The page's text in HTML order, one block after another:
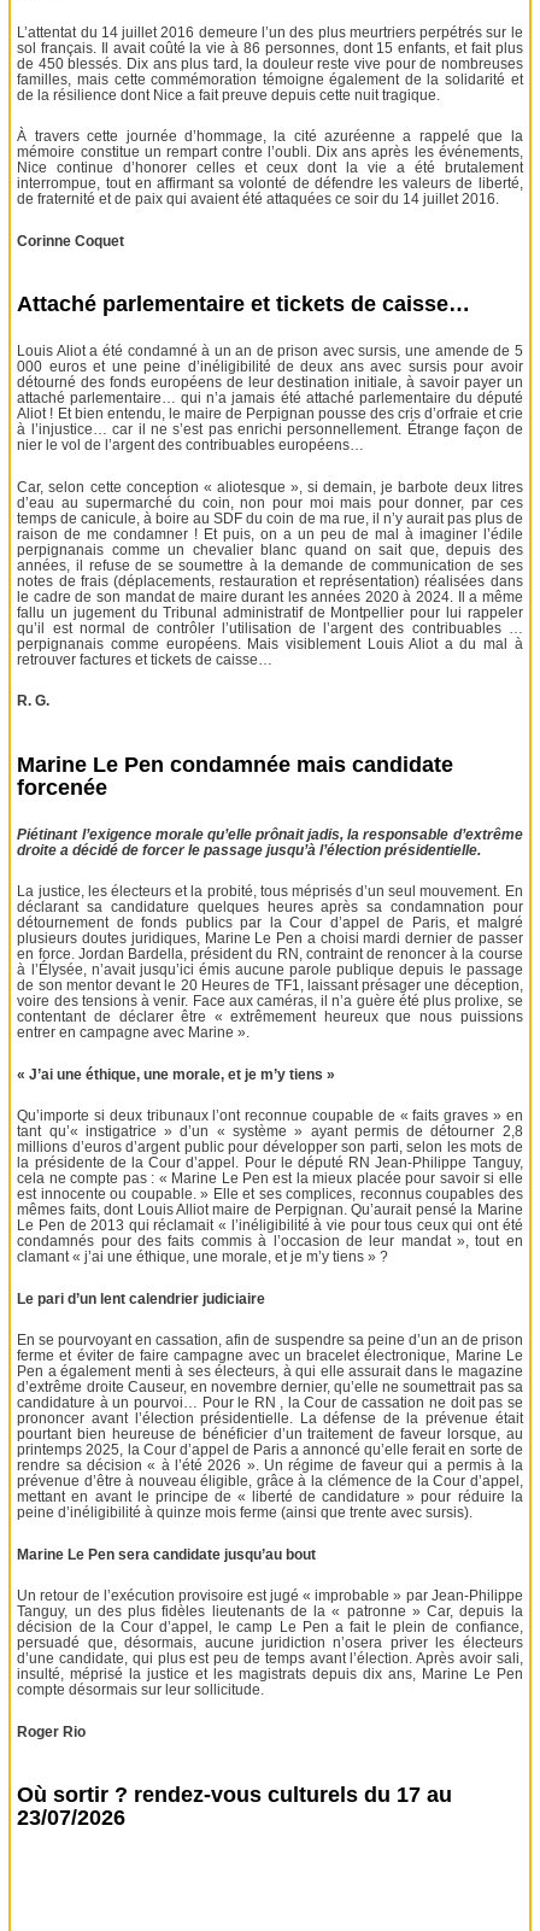
L’attentat du 14 juillet 2016 demeure l’un des plus meurtriers perpétrés sur le
sol français. Il avait coûté la vie à 86 personnes, dont 15 enfants, et fait plus
de 450 blessés. Dix ans plus tard, la douleur reste vive pour de nombreuses
familles, mais cette commémoration témoigne également de la solidarité et
de la résilience dont Nice a fait preuve depuis cette nuit tragique.
À travers cette journée d’hommage, la cité azuréenne a rappelé que la
mémoire constitue un rempart contre l’oubli. Dix ans après les événements,
Nice continue d’honorer celles et ceux dont la vie a été brutalement
interrompue, tout en affirmant sa volonté de défendre les valeurs de liberté,
de fraternité et de paix qui avaient été attaquées ce soir du 14 juillet 2016.
Corinne Coquet
Attaché parlementaire et tickets de caisse…
Louis Aliot a été condamné à un an de prison avec sursis, une amende de 5
000 euros et une peine d’inéligibilité de deux ans avec sursis pour avoir
détourné des fonds européens de leur destination initiale, à savoir payer un
attaché parlementaire… qui n’a jamais été attaché parlementaire du député
Aliot ! Et bien entendu, le maire de Perpignan pousse des cris d’orfraie et crie
à l’injustice… car il ne s’est pas enrichi personnellement. Étrange façon de
nier le vol de l’argent des contribuables européens…
Car, selon cette conception « aliotesque », si demain, je barbote deux litres
d’eau au supermarché du coin, non pour moi mais pour donner, par ces
temps de canicule, à boire au SDF du coin de ma rue, il n’y aurait pas plus de
raison de me condamner ! Et puis, on a un peu de mal à imaginer l’édile
perpignanais comme un chevalier blanc quand on sait que, depuis des
années, il refuse de se soumettre à la demande de communication de ses
notes de frais (déplacements, restauration et représentation) réalisées dans
le cadre de son mandat de maire durant les années 2020 à 2024. Il a même
fallu un jugement du Tribunal administratif de Montpellier pour lui rappeler
qu’il est normal de contrôler l’utilisation de l’argent des contribuables …
perpignanais comme européens. Mais visiblement Louis Aliot a du mal à
retrouver factures et tickets de caisse…
R. G.
Marine Le Pen condamnée mais candidate
forcenée
Piétinant l’exigence morale qu’elle prônait jadis, la responsable d’extrême
droite a décidé de forcer le passage jusqu’à l’élection présidentielle.
La justice, les électeurs et la probité, tous méprisés d’un seul mouvement. En
déclarant sa candidature quelques heures après sa condamnation pour
détournement de fonds publics par la Cour d’appel de Paris, et malgré
plusieurs doutes juridiques, Marine Le Pen a choisi mardi dernier de passer
en force. Jordan Bardella, président du RN, contraint de renoncer à la course
à l’Élysée, n’avait jusqu’ici émis aucune parole publique depuis le passage
de son mentor devant le 20 Heures de TF1, laissant présager une déception,
voire des tensions à venir. Face aux caméras, il n’a guère été plus prolixe, se
contentant de déclarer être « extrêmement heureux que nous puissions
entrer en campagne avec Marine ».
« J’ai une éthique, une morale, et je m’y tiens »
Qu’importe si deux tribunaux l’ont reconnue coupable de « faits graves » en
tant qu’« instigatrice » d’un « système » ayant permis de détourner 2,8
millions d’euros d’argent public pour développer son parti, selon les mots de
la présidente de la Cour d’appel. Pour le député RN Jean-Philippe Tanguy,
cela ne compte pas : « Marine Le Pen est la mieux placée pour savoir si elle
est innocente ou coupable. » Elle et ses complices, reconnus coupables des
mêmes faits, dont Louis Alliot maire de Perpignan. Qu’aurait pensé la Marine
Le Pen de 2013 qui réclamait « l’inéligibilité à vie pour tous ceux qui ont été
condamnés pour des faits commis à l’occasion de leur mandat », tout en
clamant « j’ai une éthique, une morale, et je m’y tiens » ?
Le pari d’un lent calendrier judiciaire
En se pourvoyant en cassation, afin de suspendre sa peine d’un an de prison
ferme et éviter de faire campagne avec un bracelet électronique, Marine Le
Pen a également menti à ses électeurs, à qui elle assurait dans le magazine
d’extrême droite Causeur, en novembre dernier, qu’elle ne soumettrait pas sa
candidature à un pourvoi… Pour le RN , la Cour de cassation ne doit pas se
prononcer avant l’élection présidentielle. La défense de la prévenue était
pourtant bien heureuse de bénéficier d’un traitement de faveur lorsque, au
printemps 2025, la Cour d’appel de Paris a annoncé qu’elle ferait en sorte de
rendre sa décision « à l’été 2026 ». Un régime de faveur qui a permis à la
prévenue d’être à nouveau éligible, grâce à la clémence de la Cour d’appel,
mettant en avant le principe de « liberté de candidature » pour réduire la
peine d’inéligibilité à quinze mois ferme (ainsi que trente avec sursis).
Marine Le Pen sera candidate jusqu’au bout
Un retour de l’exécution provisoire est jugé « improbable » par Jean-Philippe
Tanguy, un des plus fidèles lieutenants de la « patronne » Car, depuis la
décision de la Cour d’appel, le camp Le Pen a fait le plein de confiance,
persuadé que, désormais, aucune juridiction n’osera priver les électeurs
d’une candidate, qui plus est peu de temps avant l’élection. Après avoir sali,
insulté, méprisé la justice et les magistrats depuis dix ans, Marine Le Pen
compte désormais sur leur sollicitude.
Roger Rio
Où sortir ? rendez-vous culturels du 17 au
23/07/2026